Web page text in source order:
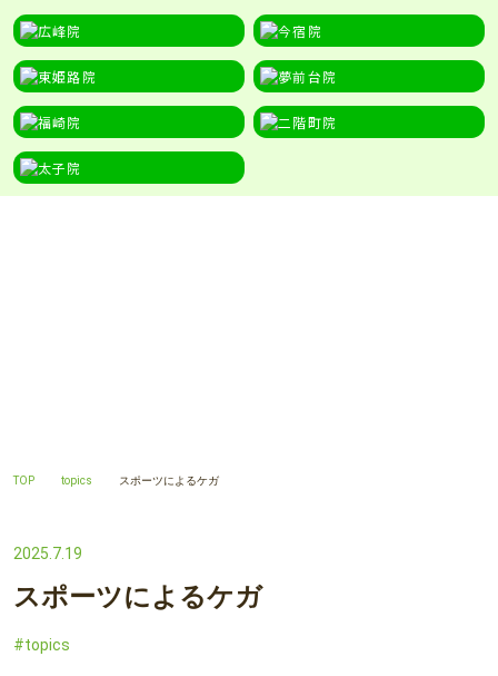
TOP topics スポーツによるケガ
2025.7.19
スポーツによるケガ
topics